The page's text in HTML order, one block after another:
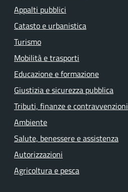
Appalti pubblici
Catasto e urbanistica
Turismo
Mobilità e trasporti
Educazione e formazione
Giustizia e sicurezza pubblica
Tributi, finanze e contravvenzioni
Ambiente
Salute, benessere e assistenza
Autorizzazioni
Agricoltura e pesca